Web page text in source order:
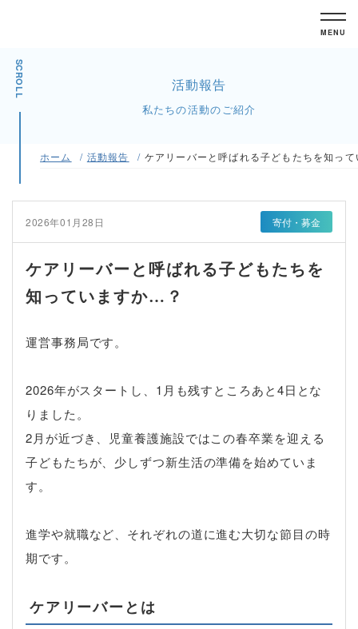
MENU
SCROLL 活動報告
私たちの活動のご紹介
ホーム 活動報告 ケアリーバーと呼ばれる子どもたちを知っ
2026年01月28日 寄付・募金
ケアリーバーと呼ばれる子どもたちを
知っていますか…？
運営事務局です。
2026年がスタートし、1月も残すところあと4日とな
りました。
2月が近づき、児童養護施設ではこの春卒業を迎える
子どもたちが、少しずつ新生活の準備を始めていま
す。
進学や就職など、それぞれの道に進む大切な節目の時
期です。
ケアリーバーとは